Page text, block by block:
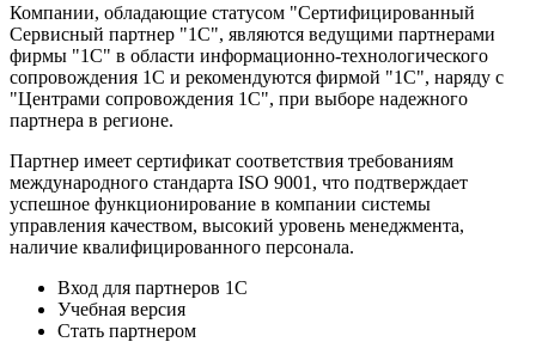
Компании, обладающие статусом "Сертифицированный
Сервисный партнер "1С", являются ведущими партнерами
фирмы "1С" в области информационно-технологического
сопровождения 1C и рекомендуются фирмой "1С", наряду с
"Центрами сопровождения 1С", при выборе надежного
партнера в регионе.
Партнер имеет сертификат соответствия требованиям
международного стандарта ISO 9001, что подтверждает
успешное функционирование в компании системы
управления качеством, высокий уровень менеджмента,
наличие квалифицированного персонала.
Вход для партнеров 1С
Учебная версия
Стать партнером